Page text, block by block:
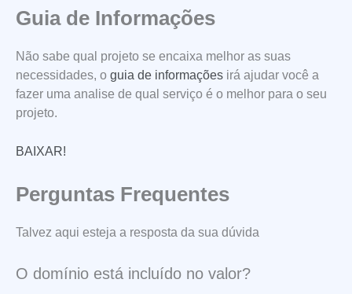
Guia de Informações
Não sabe qual projeto se encaixa melhor as suas
necessidades, o guia de informações irá ajudar você a
fazer uma analise de qual serviço é o melhor para o seu
projeto.
BAIXAR!
Perguntas Frequentes
Talvez aqui esteja a resposta da sua dúvida
O domínio está incluído no valor?